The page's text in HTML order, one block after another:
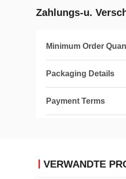
Zahlungs-u.
Minimum Order
Packaging Details
Payment Terms